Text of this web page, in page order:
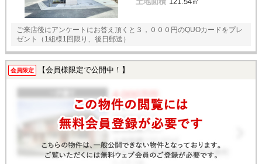
ご来店後にアンケートにお答え頂くと３，０００円のQUOカードをプレ
ゼント（1組様1回限り、後日郵送）
会員限定 【会員様限定で公開中！】